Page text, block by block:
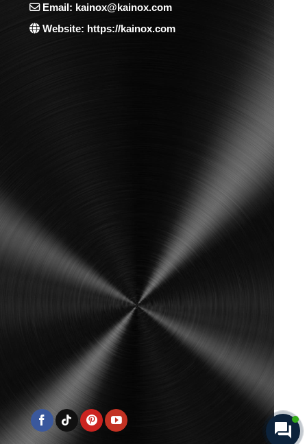
Email: kainox@kainox.com
Website: https://kainox.com